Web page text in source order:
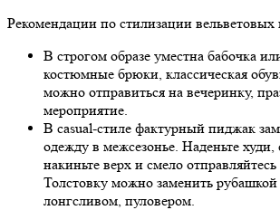
Рекомендации по стилизации вельветовых
В строгом образе уместна бабочка
костюмные брюки, классическая
можно отправиться на вечеринку,
мероприятие.
В casual-стиле фактурный пиджак
одежду в межсезонье. Наденьте худи,
накиньте верх и смело отправляйтесь
Толстовку можно заменить рубашкой
лонгсливом, пуловером.